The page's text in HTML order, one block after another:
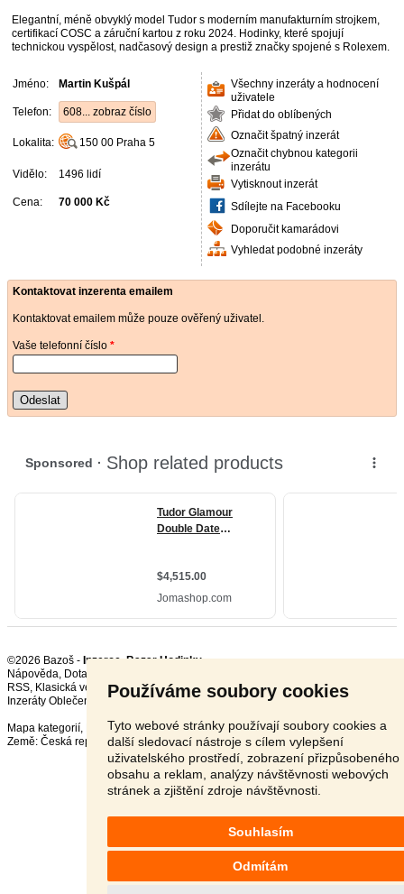
Používáme soubory cookies
Tyto webové stránky používají soubory cookies a
další sledovací nástroje s cílem vylepšení
uživatelského prostředí, zobrazení přizpůsobeného
obsahu a reklam, analýzy návštěvnosti webových
stránek a zjištění zdroje návštěvnosti.
Souhlasím
Odmítám
Elegantní, méně obvyklý model Tudor s moderním manufakturním strojkem,
certifikací COSC a záruční kartou z roku 2024. Hodinky, které spojují
technickou vyspělost, nadčasový design a prestiž značky spojené s Rolexem.
Jméno: Martin Kušpál
Telefon: 608... zobraz číslo
Lokalita: 150 00 Praha 5
Vidělo: 1496 lidí
Cena: 70 000 Kč
Všechny inzeráty a hodnocení
uživatele
Přidat do oblíbených
Označit špatný inzerát
Označit chybnou kategorii
inzerátu
Vytisknout inzerát
Sdílejte na Facebooku
Doporučit kamarádovi
Vyhledat podobné inzeráty
Kontaktovat inzerenta emailem
Kontaktovat emailem může pouze ověřený uživatel.
Vaše telefonní číslo *
Odeslat
©2026 Bazoš - Inzerce, Bazar Hodinky
Nápověda, Dotazy
RSS,
Inzeráty Oblečení celkem:91133, za 24 hodin:1976
Mapa kategorií,
Nejvyhledávanější výrazy
Země: Česká republika ,Slovensko,Polsko,Rakousko